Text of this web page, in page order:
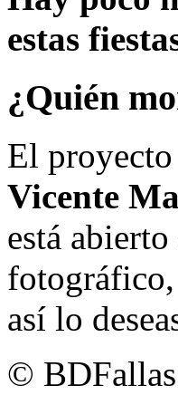
estas
¿Quién
El
Vicente
está
así lo
©